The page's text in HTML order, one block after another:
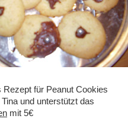
Rezept für Peanut Cookies
und unterstützt das
mit 5€